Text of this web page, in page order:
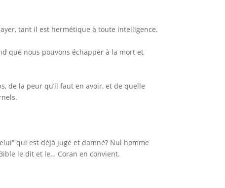
tant il est hermétique à toute intelligence.
que nous pouvons échapper à la mort et
de la peur qu’il faut en avoir, et de quelle
qui est déjà jugé et damné? Nul homme
le dit et le… Coran en convient.